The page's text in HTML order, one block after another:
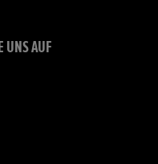
UNS AUF